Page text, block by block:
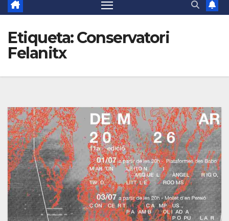
Etiqueta:Conservatori
Felanitx